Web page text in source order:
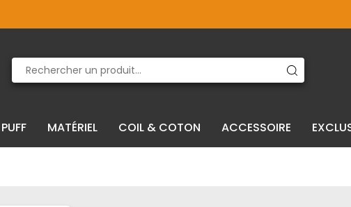
PUFF MATÉRIEL COIL & COTON ACCESSOIRE